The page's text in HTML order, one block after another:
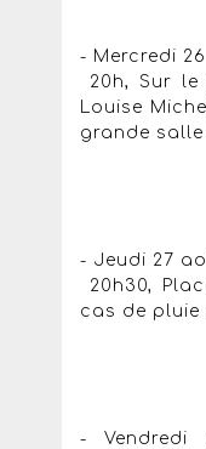
- Mercredi
20h, Sur
Louise
grande
- Jeudi 27
20h30,
cas de pluie
- Vendredi